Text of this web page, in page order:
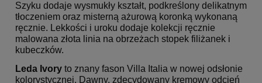
Szyku dodaje wysmukły kształt, podkreślony delikatnym
tłoczeniem oraz misterną ażurową koronką wykonaną
ręcznie. Lekkości i uroku dodaje kolekcji ręcznie
malowana złota linia na obrzeżach stopek filiżanek i
kubeczków.
Leda Ivory to znany fason Villa Italia w nowej odsłonie
kolorystycznej. Dawny, zdecydowany kremowy odcień